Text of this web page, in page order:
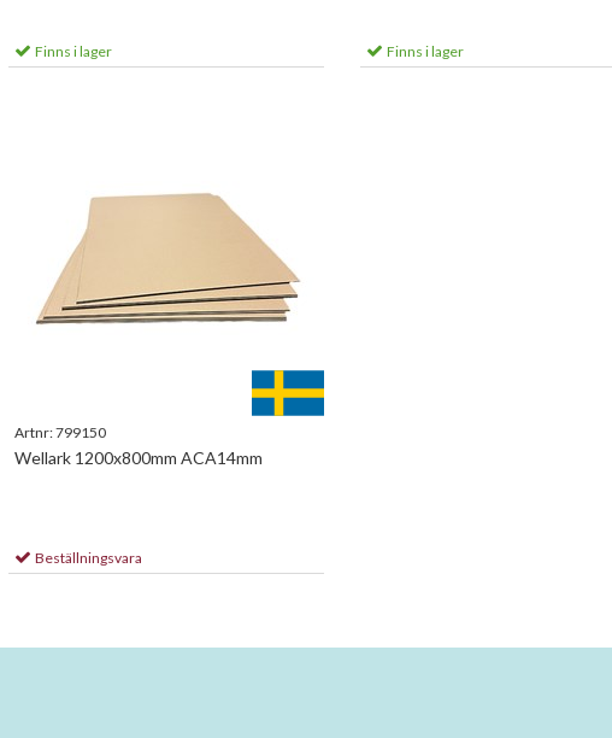
Finns i lager Finns i lager
Artnr:799150
Wellark 1200x800mm ACA14mm
Beställningsvara